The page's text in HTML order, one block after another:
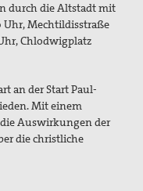
durch die Altstadt mit
Uhr, Mechtildisstraße
Chlodwigplatz
an derStart Paul-
Mit einem
dieAuswirkungen der
die christliche